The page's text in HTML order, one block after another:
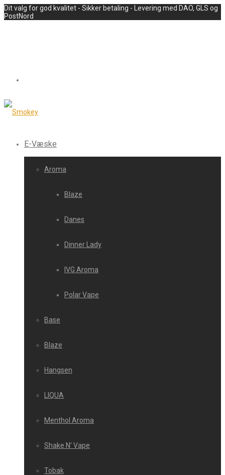
Dit valg for god kvalitet - Sikker betaling - Levering med DAO, GLS og
PostNord
E-Væske
Aroma
Blaze
Danes
Dinner Lady
IVG Aroma
Polar Vape
Base
Blaze
Hangsen
LIQUA
Menthol Aroma
Shake N’ Vape
Tobak